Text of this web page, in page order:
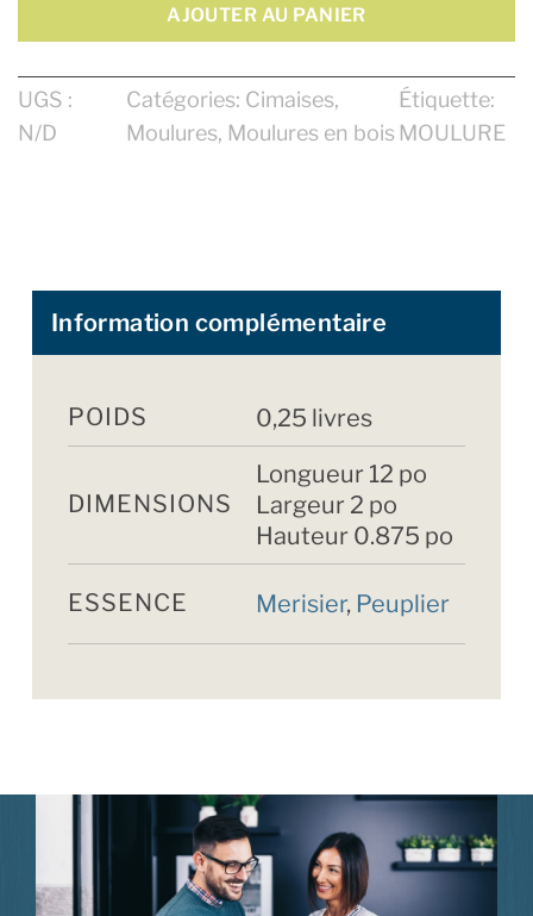
AJOUTER AU PANIER
UGS :
N/D
Catégories: Cimaises,
Moulures, Moulures en bois
Étiquette:
MOULURE
Information complémentaire
POIDS 0,25 livres
DIMENSIONS
Longueur 12 po
Largeur 2 po
Hauteur 0.875 po
ESSENCE Merisier, Peuplier